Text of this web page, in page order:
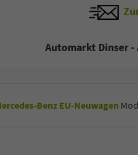
Automarkt Dinser
Benz EU-Neuwagen